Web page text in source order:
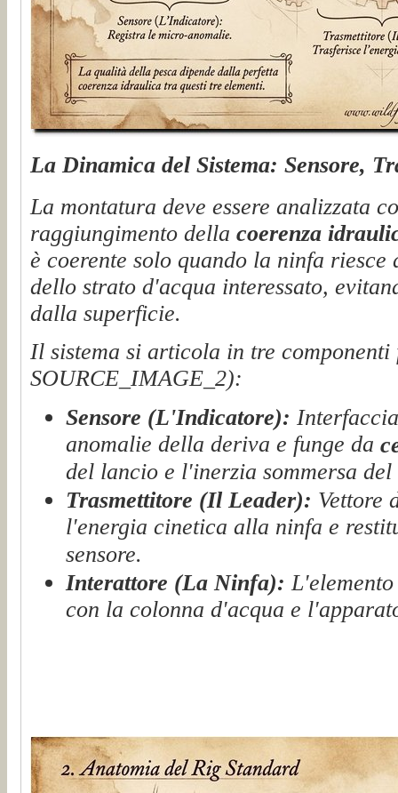
La Dinamica del Sistema: Sensore,
La montatura deve essere analizzata
raggiungimento della coerenza
è coerente solo quando la ninfa
dello strato d'acqua interessato,
dalla superficie.
Il sistema si articola in tre
SOURCE_IMAGE_2):
Sensore (L'Indicatore):
anomalie della deriva e funge da
del lancio e l'inerzia sommersa del
Trasmettitore (Il Leader): Vettore
l'energia cinetica alla ninfa e
sensore.
Interattore (La Ninfa):
con la colonna d'acqua e